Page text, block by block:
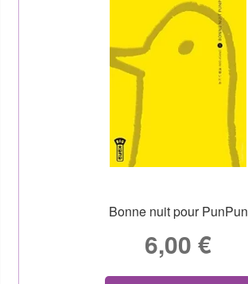
Bonne nuit pour PunPun
6,00 €